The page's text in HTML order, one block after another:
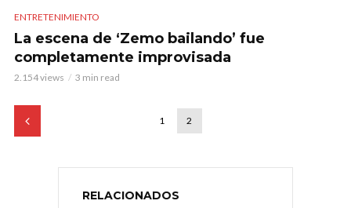
ENTRETENIMIENTO
La escena de ‘Zemo bailando’ fue
completamente improvisada
2.154 views 3 min read
1 2
RELACIONADOS